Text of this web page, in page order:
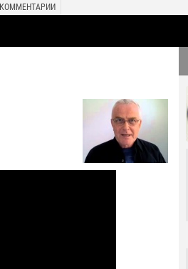
КОММЕНТАРИИ